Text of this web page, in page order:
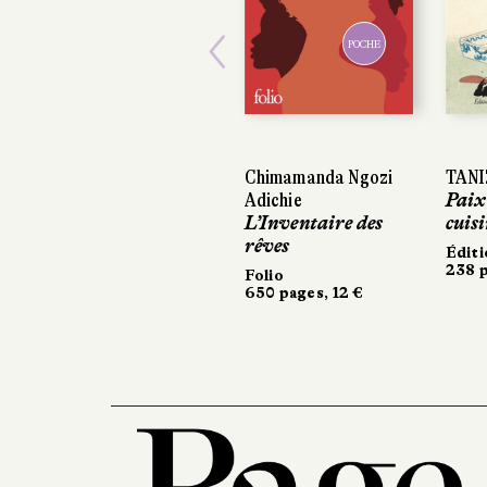
POCHE
Chimamanda Ngozi
Adichie
L’Inventaire des
rêves
Folio
650 pages, 12 €
Paix
238
Paix
238
Previous